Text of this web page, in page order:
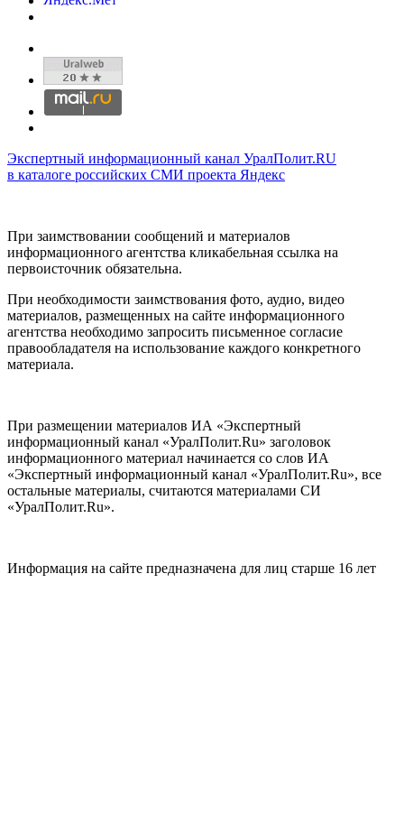
Экспертный информационный канал УралПолит.RU
в каталоге российских СМИ проекта Яндекс
При заимствовании сообщений и материалов
информационного агентства кликабельная ссылка на
первоисточник обязательна.
При необходимости заимствования фото, аудио, видео
материалов, размещенных на сайте информационного
агентства необходимо запросить письменное согласие
правообладателя на использование каждого конкретного
материала.
При размещении материалов ИА «Экспертный
информационный канал «УралПолит.Ru» заголовок
информационного материал начинается со слов ИА
«Экспертный информационный канал «УралПолит.Ru», все
остальные материалы, считаются материалами СИ
«УралПолит.Ru».
Информация на сайте предназначена для лиц старше 16 лет